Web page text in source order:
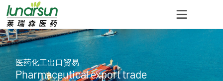
医药化工出口贸易
Pharmaceutical export trade